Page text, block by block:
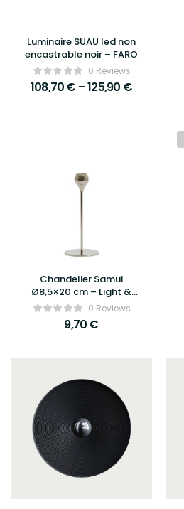
Luminaire SUAU led non
encastrable noir – FARO
0 Reviews
108,70€ –125,90 €
Chandelier Samui
Ø8,5×20 cm – Light &
Living0 Reviews
9,70€